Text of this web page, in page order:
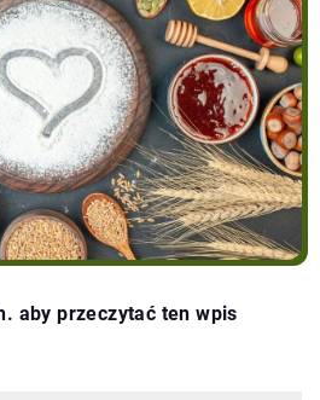
aby przeczytać ten wpis